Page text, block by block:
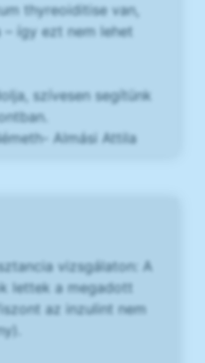
thyreoiditise van,
így ezt nem lehet
szívesen segítünk
Almási Attila
vizsgálaton: A
lettek a megadott
az inzulint nem